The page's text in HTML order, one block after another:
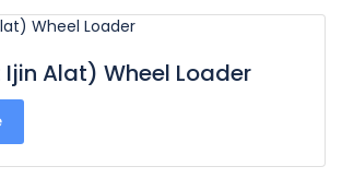
Ijin Alat) Wheel Loader